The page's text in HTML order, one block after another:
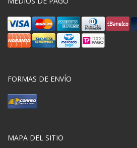
FORMAS DE ENVÍO
MAPA DEL SITIO